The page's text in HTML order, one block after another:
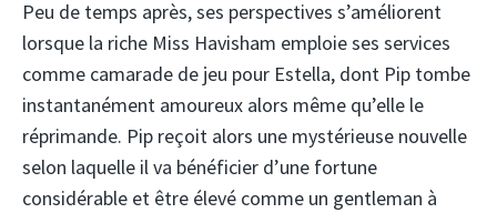
Peu de temps après, ses perspectives s’améliorent
lorsque la riche Miss Havisham emploie ses services
comme camarade de jeu pour Estella, dont Pip tombe
instantanément amoureux alors même qu’elle le
réprimande. Pip reçoit alors une mystérieuse nouvelle
selon laquelle il va bénéficier d’une fortune
considérable et être élevé comme un gentleman à